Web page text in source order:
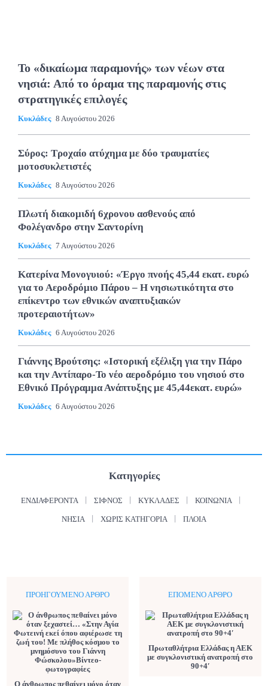
Το «δικαίωμα παραμονής» των νέων στα
νησιά: Από το όραμα της παραμονής στις
στρατηγικές επιλογές
Κυκλάδες 8 Αυγούστου 2026
Σύρος: Τροχαίο ατύχημα με δύο τραυματίες
μοτοσυκλετιστές
Κυκλάδες 8 Αυγούστου 2026
Πλωτή διακομιδή 6χρονου ασθενούς από
Φολέγανδρο στην Σαντορίνη
Κυκλάδες 7 Αυγούστου 2026
Κατερίνα Μονογυιού: «Έργο πνοής 45,44 εκατ. ευρώ
για το Αεροδρόμιο Πάρου – Η νησιωτικότητα στο
επίκεντρο των εθνικών αναπτυξιακών
προτεραιοτήτων»
Κυκλάδες 6 Αυγούστου 2026
Γιάννης Βρούτσης: «Ιστορική εξέλιξη για την Πάρο
και την Αντίπαρο-Το νέο αεροδρόμιο του νησιού στο
Εθνικό Πρόγραμμα Ανάπτυξης με 45,44εκατ. ευρώ»
Κυκλάδες 6 Αυγούστου 2026
Κατηγορίες
ΕΝΔΙΑΦΈΡΟΝΤΑ ΣΊΦΝΟΣ ΚΥΚΛΆΔΕΣ ΚΟΙΝΩΝΊΑ
ΝΗΣΙΆ ΧΩΡΊΣ ΚΑΤΗΓΟΡΊΑ ΠΛΟΊΑ
ΠΡΟΗΓΟΎΜΕΝΟ ΆΡΘΡΟ
Ο άνθρωπος πεθαίνει μόνο όταν
ΕΠΌΜΕΝΟ ΆΡΘΡΟ
Πρωταθλήτρια Ελλάδας η ΑΕΚ
με συγκλονιστική ανατροπή στο
90+4′